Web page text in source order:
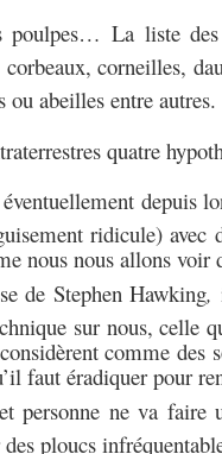
poulpes… La liste
corneilles,
abeilles entre autres.
quatre
depuis
ridicule)
nous nous allons voir
de Stephen Hawking,
sur nous, celle
comme des
faut éradiquer pour
personne ne va faire
ploucs